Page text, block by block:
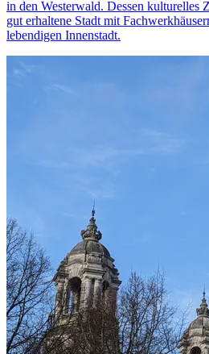
in den Westerwald. Dessen kulturelles
gut erhaltene Stadt mit
lebendigen Innenstadt.